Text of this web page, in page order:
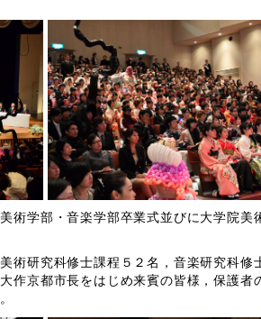
術学部・音楽学部卒業式並びに大学院美
研究科修士課程５２名，音楽研究科修
作京都市長をはじめ来賓の皆様，保護者